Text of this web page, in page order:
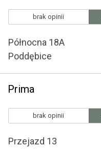
brak opinii
Północna 18A
Poddębice
Prima
brak opinii
Przejazd 13